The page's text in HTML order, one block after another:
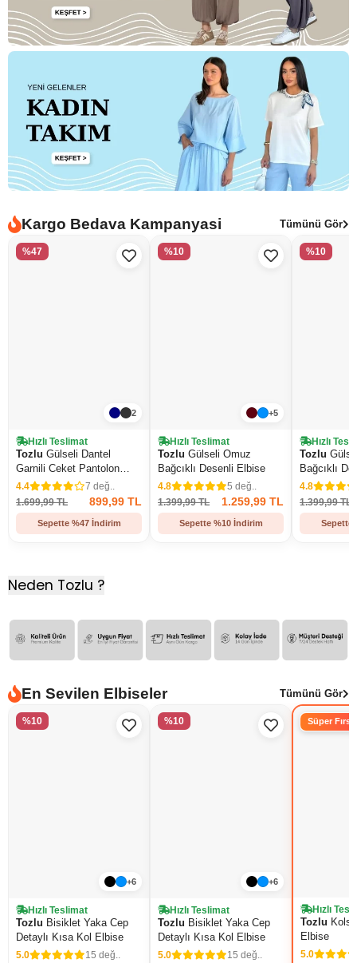
Kargo Bedava Kampanyasi Tümünü Gör
%47
2
Hızlı Teslimat
Tozlu Gülseli Dantel
Garnili Ceket Pantolon
Tesettür İkili Takım
4.4
7 değ..
1.699,99 TL
899,99 TL
Sepette %47 İndirim
%10
+5
Hızlı Teslimat
Tozlu Gülseli Omuz
Bağcıklı Desenli Elbise
4.8
5 değ..
1.399,99 TL
1.259,99 TL
Sepette %10 İndirim
%10
Hızlı
Tozlu
Bağcıklı
4.8
1.399,99 TL
Sepette
Neden Tozlu ?
En Sevilen Elbiseler Tümünü Gör
%10
+6
Hızlı Teslimat
Tozlu Bisiklet Yaka Cep
Detaylı Kısa Kol Elbise
5.0
15 değ..
%10
+6
Hızlı Teslimat
Tozlu Bisiklet Yaka Cep
Detaylı Kısa Kol Elbise
5.0
15 değ..
Süper
Hızlı
Tozlu
Elbise
5.0